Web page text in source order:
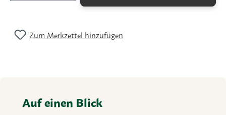
Zum Merkzettel hinzufügen
Auf einen Blick